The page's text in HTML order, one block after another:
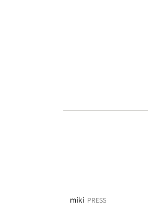
miki PRESS